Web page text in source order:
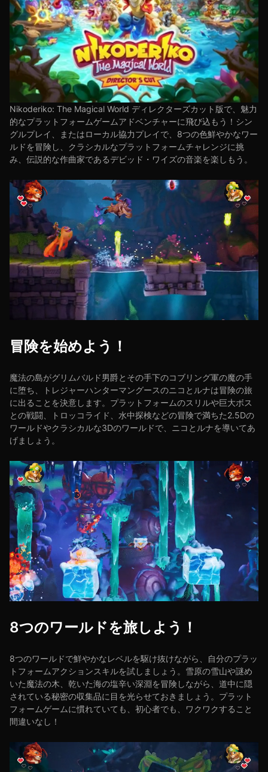
Nikoderiko: The Magical World ディレクターズカット版で、魅力
的なプラットフォームゲームアドベンチャーに飛び込もう！シン
グルプレイ、またはローカル協力プレイで、8つの色鮮やかなワー
ルドを冒険し、クラシカルなプラットフォームチャレンジに挑
み、伝説的な作曲家であるデビッド・ワイズの音楽を楽しもう。
冒険を始めよう！
魔法の島がグリムバルド男爵とその手下のコブリング軍の魔の手
に堕ち、トレジャーハンターマングースのニコとルナは冒険の旅
に出ることを決意します。プラットフォームのスリルや巨大ボス
との戦闘、トロッコライド、水中探検などの冒険で満ちた2.5Dの
ワールドやクラシカルな3Dのワールドで、ニコとルナを導いてあ
げましょう。
8つのワールドを旅しよう！
8つのワールドで鮮やかなレベルを駆け抜けながら、自分のプラッ
トフォームアクションスキルを試しましょう。雪原の雪山や謎め
いた魔法の木、乾いた海の塩辛い深淵を冒険しながら、道中に隠
されている秘密の収集品に目を光らせておきましょう。プラット
フォームゲームに慣れていても、初心者でも、ワクワクすること
間違いなし！